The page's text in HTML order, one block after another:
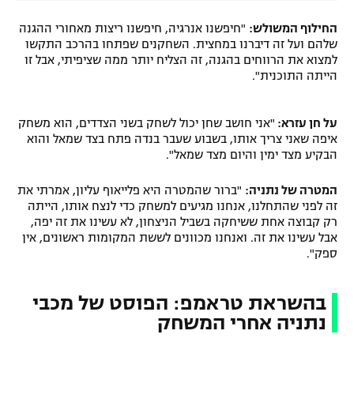
החילוף המשולש: "חיפשנו אנרגיה, חיפשנו ריצות מאחורי ההגנה
שלהם ועל זה דיברנו במחצית. השחקנים שפתחו בהרכב התקשו
למצוא את הרווחים בהגנה, זה הצליח יותר ממה שציפיתי, אבל זו
הייתה התוכנית".
על חן עזרא: "אני חושב שחן יכול לשחק בשני הצדדים, הוא משחק
איפה שאני צריך אותו, בשבוע שעבר בנדה פתח בצד שמאל והוא
הבקיע מצד ימין והיום מצד שמאל".
המטרה של נתניה: "ברור שהמטרה היא פלייאוף עליון, אמרתי את
זה לפני שהתחלנו, אנחנו מגיעים למשחק כדי לנצח אותו, הייתה
רק קבוצה אחת ששיחקה בשביל הניצחון, לא עשינו את זה יפה,
אבל עשינו את זה. ואנחנו מכוונים לששת המקומות ראשונים, אין
ספק".
בהשראת טראמפ: הפוסט של מכבי
נתניה אחרי המשחק